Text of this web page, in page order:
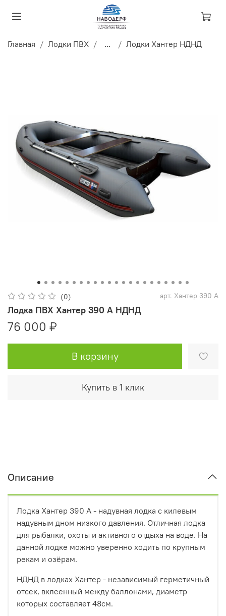
Главная Лодки ПВХ ... Лодки Хантер НДНД
(0) арт. Хантер 390 А
Лодка ПВХ Хантер 390 А НДНД
76 000 ₽
В корзину
Купить в 1 клик
Описание
Лодка Хантер 390 А - надувная лодка с килевым
надувным дном низкого давления. Отличная лодка
для рыбалки, охоты и активного отдыха на воде. На
данной лодке можно уверенно ходить по крупным
рекам и озёрам.
НДНД в лодках Хантер - независимый герметичный
отсек, вклеенный между баллонами, диаметр
которых составляет 48см.